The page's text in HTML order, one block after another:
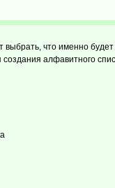
выбрать, что именно
создания алфавитного